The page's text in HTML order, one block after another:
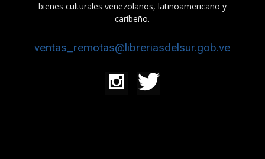
bienes culturales venezolanos, latinoamericano y
caribeño.
ventas_remotas@libreriasdelsur.gob.ve